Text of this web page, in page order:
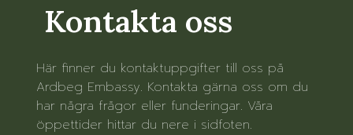
Kontakta oss
Här finner du kontaktuppgifter till oss på
Ardbeg Embassy. Kontakta gärna oss om du
har några frågor eller funderingar. Våra
öppettider hittar du nere i sidfoten.